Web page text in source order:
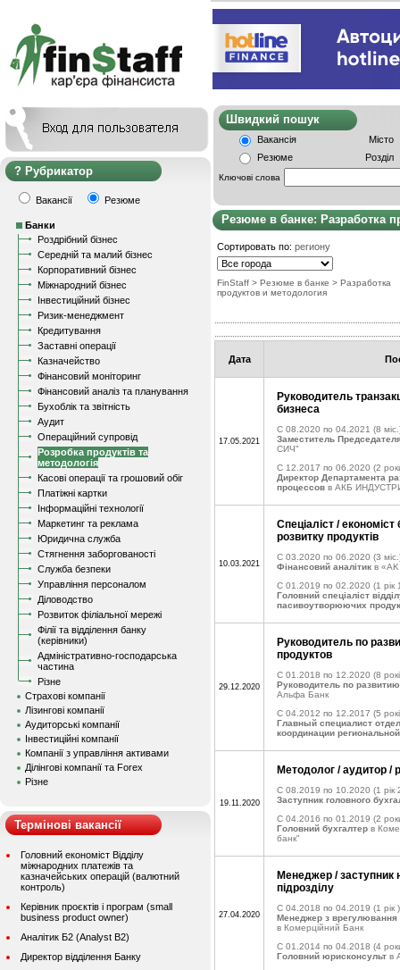
Рубрикатор
Вакансії Резюме
Банки
Роздрібний бізнес
Середній та малий бізнес
Корпоративний бізнес
Міжнародний бізнес
Інвестиційний бізнес
Ризик-менеджмент
Кредитування
Заставні операції
Казначейство
Фінансовий моніторинг
Фінансовий аналіз та планування
Бухоблік та звітність
Аудит
Операційний супровід
Розробка продуктів та
методологія
Касові операції та грошовий обіг
Платіжні картки
Інформаційні технології
Маркетинг та реклама
Юридична служба
Стягнення заборгованості
Служба безпеки
Управління персоналом
Діловодство
Розвиток філіальної мережі
Філії та відділення банку
(керівники)
Адміністративно-господарська
частина
Різне
Страхові компанії
Лізингові компанії
Аудиторські компанії
Інвестиційні компанії
Компанії з управління активами
Ділінгові компанії та Forex
Різне
Термінові вакансії
Головний економіст Відділу
міжнародних платежів та
казначейських операцій (валютний
контроль)
Керівник проєктів і програм (small
business product owner)
Аналітик Б2 (Analyst B2)
Директор відділення Банку
Швидкий
Вакансія
Місто
Резюме
Розділ
Ключові слова
Резюме в банке: Разработка
Сортировать по: региону
FinStaff > Резюме в банке > Разработка
продуктов и методология
Дата
17.05.2021
Руководитель
бизнеса
C 08.2020 по 04.2021 (8
Заместитель
СИЧ"
C 12.2017 по 06.2020 (2
Директор Департамента
процессов в АКБ
10.03.2021
Спеціаліст / економіст
розвитку продуктів
C 03.2020 по 06.2020 (3
Фінансовий аналітик в
C 01.2019 по 02.2020 (1 рік
Головний спеціаліст
пасивоутворюючих
29.12.2020
Руководитель по
продуктов
C 01.2018 по 12.2020 (8
Руководитель по
Альфа Банк
C 04.2012 по 12.2017 (5
Главный специалист
координации
19.11.2020
Методолог / аудитор /
C 08.2019 по 10.2020 (1 рік
Заступник головного
C 04.2016 по 01.2019 (2
Головний бухгалтер в
банк"
27.04.2020
Менеджер / заступник
підрозділу
C 04.2018 по 04.2019 (1 рік )
Менеджер з врегулювання
в Комерційний Банк
C 01.2014 по 04.2018 (4
Головний юрисконсульт в